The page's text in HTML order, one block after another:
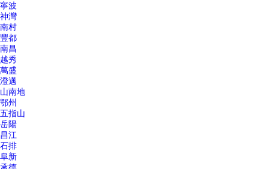
寧波
神灣
南村
豐都
南昌
越秀
萬盛
澄邁
山南地
鄂州
五指山
岳陽
昌江
石排
阜新